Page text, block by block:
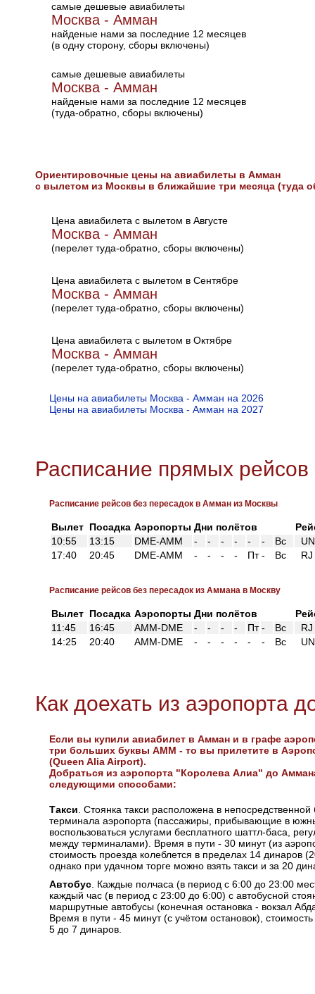
самые дешевые авиабилеты
Москва - Амман
найденые нами за последние 12 месяцев
(в одну сторону, сборы включены)
самые дешевые авиабилеты
Москва - Амман
найденые нами за последние 12 месяцев
(туда-обратно, сборы включены)
Ориентировочные цены на авиабилеты в Амман
с вылетом из Москвы в ближайшие три месяца (туда
Цена авиабилета с вылетом в Августе
Москва - Амман
(перелет туда-обратно, сборы включены)
Цена авиабилета с вылетом в Сентябре
Москва - Амман
(перелет туда-обратно, сборы включены)
Цена авиабилета с вылетом в Октябре
Москва - Амман
(перелет туда-обратно, сборы включены)
Цены на авиабилеты Москва - Амман на 2026
Цены на авиабилеты Москва - Амман на 2027
Расписание прямых
Расписание рейсов без пересадок в Амман из Москвы
Вылет Посадка Аэропорты Дни полётов
10:55
13:15 DME-AMM - - - - - - Вс
17:40
20:45 DME-AMM - - - - Пт - Вс RJ
Расписание рейсов без пересадок из Аммана в Москву
Вылет Посадка Аэропорты Дни полётов
11:45
16:45 AMM-DME - - - - Пт - Вс
RJ
14:25
20:40 AMM-DME - - - - - - Вс
Как доехать из аэропорта
Если вы купили авиабилет в Амман и в графе
три больших буквы AMM - то вы прилетите в
(Queen Alia Airport).
Добраться из аэропорта "Королева Алиа" до
следующими способами:
Такси . Стоянка такси расположена в непосредственной
терминала аэропорта (пассажиры, прибывающие в
воспользоваться услугами бесплатного шаттл-баса,
между терминалами). Время в пути - 30 минут (из
стоимость проезда колеблется в пределах 14 динаров
однако при удачном торге можно взять такси и за 20
Автобус . Каждые полчаса (в период с 6:00 до 23:00
каждый час (в период с 23:00 до 6:00) с автобусной
маршрутные автобусы (конечная остановка - вокзал
Время в пути - 45 минут (с учётом остановок),
5 до 7 динаров.